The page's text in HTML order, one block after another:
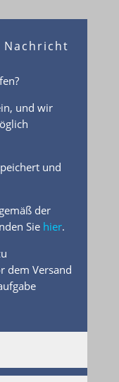
Nachricht
und wir
und
der
Siehier.
dem Versand